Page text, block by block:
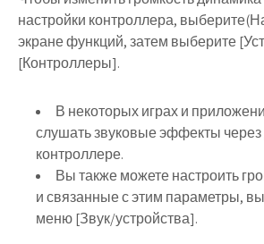
настройки контроллера,
экране функций, затем выберите
[Контроллеры].
В некоторых играх и
слушать звуковые эффекты
контроллере.
Вы также можете настроить
и связанные с этим параметры,
меню [Звук/устройства].